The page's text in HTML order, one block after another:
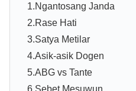
1.Ngantosang Janda
2.Rase Hati
3.Satya Metilar
4.Asik-asik Dogen
5.ABG vs Tante
6.Sebet Mesuwun